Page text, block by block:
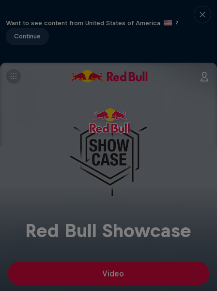
Want to see content from United States of America
?
Continue
Red Bull Showcase
Video